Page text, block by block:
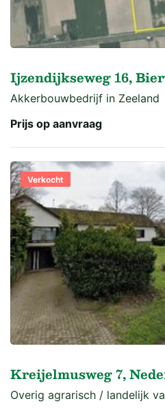
Ijzendijkseweg 16,
Akkerbouwbedrijf in Zeeland
Prijs op aanvraag
Verkocht
Kreijelmusweg 7,
Overig agrarisch / landelijk